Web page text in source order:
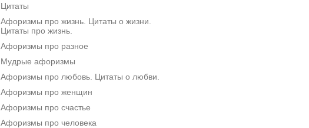
Цитаты
Афоризмы про жизнь. Цитаты о жизни.
Цитаты про жизнь.
Афоризмы про разное
Мудрые афоризмы
Афоризмы про любовь. Цитаты о любви.
Афоризмы про женщин
Афоризмы про счастье
Афоризмы про человека